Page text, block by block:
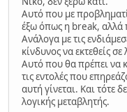
Αυτό που με
έξω όπως η break, αλλά
Ανάλογα με τις
κίνδυνος να εκτεθείς
Αυτό που θα πρέπει να
τις εντολές που
αυτή γίνεται. Και τότε
λογικής μεταβλητής.